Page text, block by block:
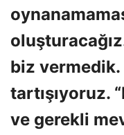
biz
tartışıyoruz.
ve gerekli